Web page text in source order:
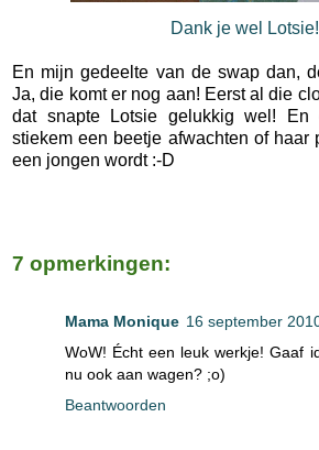
Dank je wel
En mijn gedeelte van de swap dan,
Ja, die komt er nog aan! Eerst al die
dat snapte Lotsie gelukkig wel! En
stiekem een beetje afwachten of haar
een jongen wordt :-D
7 opmerkingen:
Mama Monique 16 september
WoW! Écht een leuk werkje! Gaaf
nu ook aan wagen? ;o)
Beantwoorden